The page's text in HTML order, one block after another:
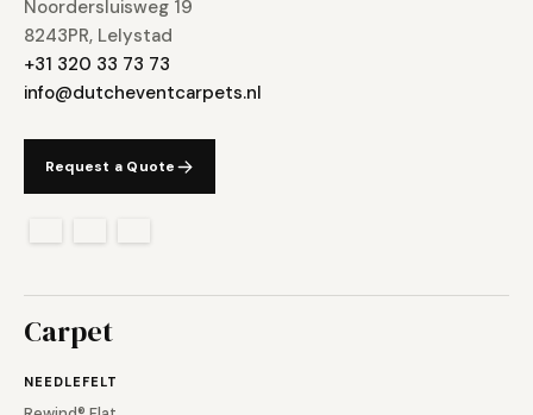
Noordersluisweg 19
8243PR, Lelystad
+31 320 33 73 73
info@dutcheventcarpets.nl
Request a Quote
Carpet
NEEDLEFELT